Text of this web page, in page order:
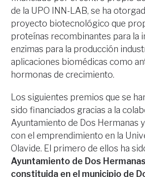
de la UPO INN-LAB, se ha
proyecto biotecnológico que
proteínas recombinantes para la
enzimas para la producción
aplicaciones biomédicas como
hormonas de crecimiento.
Los siguientes premios que se
sido financiados gracias a la
Ayuntamiento de Dos Hermanas
con el emprendimiento en la
Olavide. El primero de ellos ha
Ayuntamiento de Dos
constituida en el municipio de